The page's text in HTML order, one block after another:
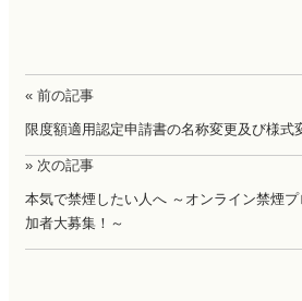
« 前の記事
限度額適用認定申請書の名称変更及び様式
» 次の記事
本気で禁煙したい人へ ～オンライン禁煙
加者大募集！～